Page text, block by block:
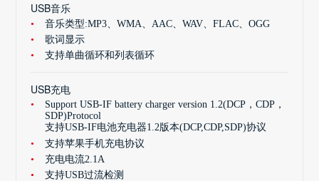
USB音乐
音乐类型:MP3、WMA、AAC、WAV、FLAC、OGG
歌词显示
支持单曲循环和列表循环
USB充电
Support USB-IF battery charger version 1.2(DCP，CDP，
SDP)Protocol
支持USB-IF电池充电器1.2版本(DCP,CDP,SDP)协议
支持苹果手机充电协议
充电电流2.1A
支持USB过流检测